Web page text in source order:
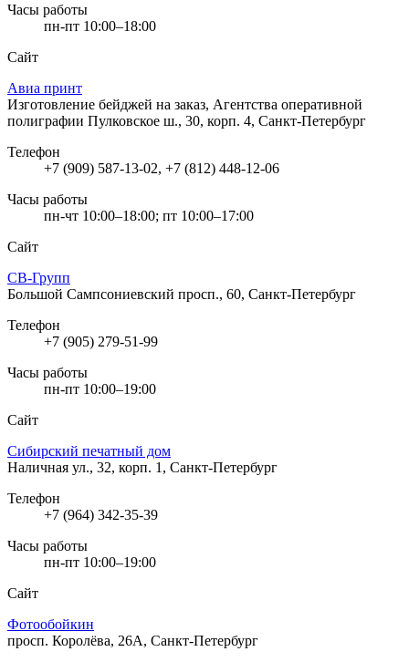
Часы работы
пн-пт 10:00–18:00
Сайт
Авиа принт
Изготовление бейджей на заказ, Агентства оперативной
полиграфии Пулковское ш., 30, корп. 4, Санкт-Петербург
Телефон
+7 (909) 587-13-02, +7 (812) 448-12-06
Часы работы
пн-чт 10:00–18:00; пт 10:00–17:00
Сайт
СВ-Групп
Большой Сампсониевский просп., 60, Санкт-Петербург
Телефон
+7 (905) 279-51-99
Часы работы
пн-пт 10:00–19:00
Сайт
Сибирский печатный дом
Наличная ул., 32, корп. 1, Санкт-Петербург
Телефон
+7 (964) 342-35-39
Часы работы
пн-пт 10:00–19:00
Сайт
Фотообойкин
просп. Королёва, 26А, Санкт-Петербург